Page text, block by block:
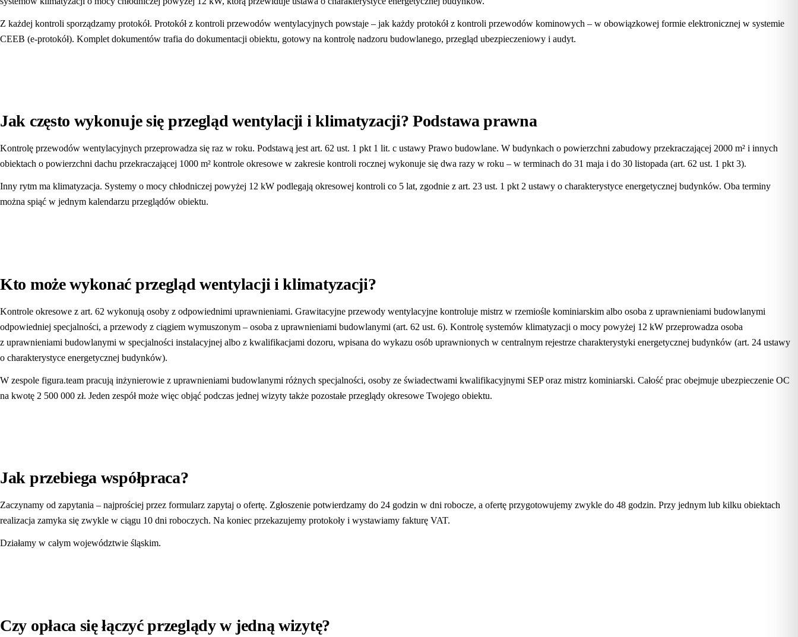
Z każdej kontroli sporządzamy protokół. Protokół z kontroli przewodów wentylacyjnych powstaje – jak każdy protokół z kontroli przewodów kominowych – w obowiązkowej formie elektronicznej w systemie
CEEB (e-protokół). Komplet dokumentów trafia do dokumentacji obiektu, gotowy na kontrolę nadzoru budowlanego, przegląd ubezpieczeniowy i audyt.
Jak często wykonuje się przegląd wentylacji i klimatyzacji? Podstawa prawna
Kontrolę przewodów wentylacyjnych przeprowadza się raz w roku. Podstawą jest art. 62 ust. 1 pkt 1 lit. c ustawy Prawo budowlane. W budynkach o powierzchni zabudowy przekraczającej 2000 m² i innych
obiektach o powierzchni dachu przekraczającej 1000 m² kontrole okresowe w zakresie kontroli rocznej wykonuje się dwa razy w roku – w terminach do 31 maja i do 30 listopada (art. 62 ust. 1 pkt 3).
Inny rytm ma klimatyzacja. Systemy o mocy chłodniczej powyżej 12 kW podlegają okresowej kontroli co 5 lat, zgodnie z art. 23 ust. 1 pkt 2 ustawy o charakterystyce energetycznej budynków. Oba terminy
można spiąć w jednym kalendarzu przeglądów obiektu.
Kto może wykonać przegląd wentylacji i klimatyzacji?
Kontrole okresowe z art. 62 wykonują osoby z odpowiednimi uprawnieniami. Grawitacyjne przewody wentylacyjne kontroluje mistrz w rzemiośle kominiarskim albo osoba z uprawnieniami budowlanymi
odpowiedniej specjalności, a przewody z ciągiem wymuszonym – osoba z uprawnieniami budowlanymi (art. 62 ust. 6). Kontrolę systemów klimatyzacji o mocy powyżej 12 kW przeprowadza osoba
z uprawnieniami budowlanymi w specjalności instalacyjnej albo z kwalifikacjami dozoru, wpisana do wykazu osób uprawnionych w centralnym rejestrze charakterystyki energetycznej budynków (art. 24 ustawy
o charakterystyce energetycznej budynków).
W zespole figura.team pracują inżynierowie z uprawnieniami budowlanymi różnych specjalności, osoby ze świadectwami kwalifikacyjnymi SEP oraz mistrz kominiarski. Całość prac obejmuje ubezpieczenie OC
na kwotę 2 500 000 zł. Jeden zespół może więc objąć podczas jednej wizyty także pozostałe przeglądy okresowe Twojego obiektu.
Jak przebiega współpraca?
Zaczynamy od zapytania – najprościej przez formularz zapytaj o ofertę. Zgłoszenie potwierdzamy do 24 godzin w dni robocze, a ofertę przygotowujemy zwykle do 48 godzin. Przy jednym lub kilku obiektach
realizacja zamyka się zwykle w ciągu 10 dni roboczych. Na koniec przekazujemy protokoły i wystawiamy fakturę VAT.
Działamy w całym województwie śląskim.
Czy opłaca się łączyć przeglądy w jedną wizytę?